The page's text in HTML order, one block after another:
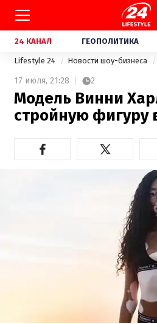
24 КАНАЛ ГЕОПОЛИТИКА
Lifestyle 24 Новости шоу-бизнеса
17 июля, 21:28 2
Модель Винни
стройную фигуру